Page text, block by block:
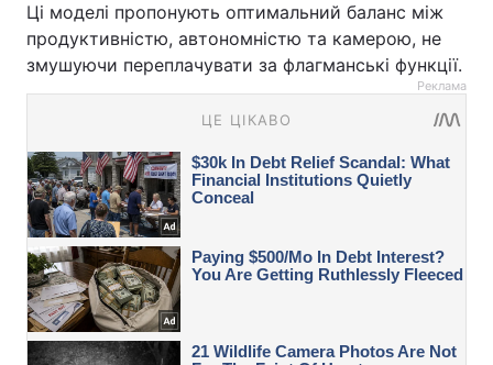
Ці моделі пропонують оптимальний баланс між
продуктивністю, автономністю та камерою, не
змушуючи переплачувати за флагманські функції.
Реклама